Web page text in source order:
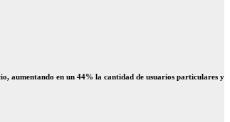
aumentando en un 44% la cantidad de usuarios particulares y